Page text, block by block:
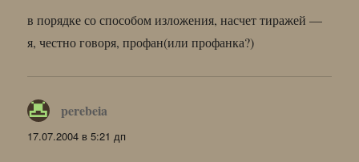
в порядке со способом изложения, насчет тиражей —
я, честно говоря, профан(или профанка?)
perebeia
17.07.2004 в 5:21 дп